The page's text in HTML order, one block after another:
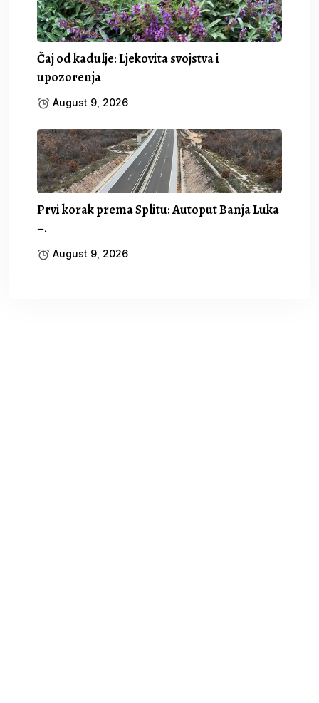
Čaj od kadulje: Ljekovita svojstva i
upozorenja
August 9, 2026
Prvi korak prema Splitu: Autoput Banja Luka
–.
August 9, 2026